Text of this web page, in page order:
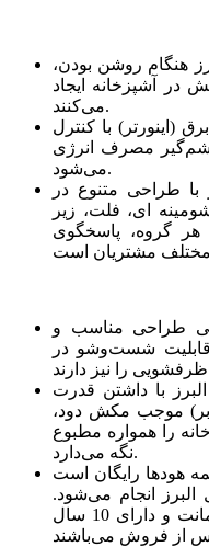
هنگام روشن بودن،
آشپزخانه ایجاد
می‌کنند.
(اینورتر) با کنترل
مصرف انرژی
می‌شود.
طراحی متنوع در
ای، فلت، زیر
هر گروه، پاسخگوی
طراحی مناسب و
قابلیت شست‌وشو در
با داشتن قدرت
موجب مکش دود،
را همواره مطبوع
نگه می‌دارد.
هودها رایگان است
انجام می‌شود.
هودهای استیل البرز دارای 24 ماه ضمانت و دارای 10 سال